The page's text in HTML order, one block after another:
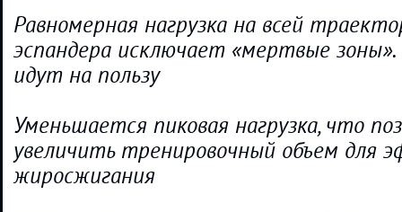
Равномерная нагрузка на всей
эспандера исключает «мертвые
идут на пользу
Уменьшается пиковая нагрузка, что
увеличить тренировочный объем для
жиросжигания